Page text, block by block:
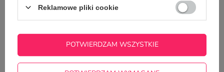
Świąteczny kubek z tabliczką
22,50 zł / szt.
Reklamowe pliki cookie
POTWIERDZAM WSZYSTKIE